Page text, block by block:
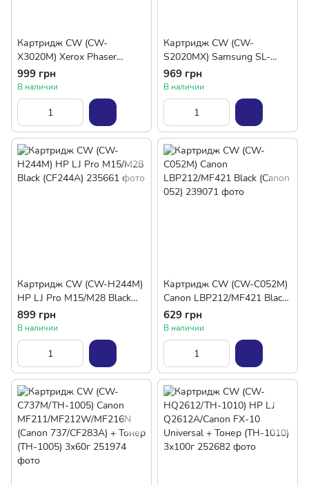
Картридж CW (CW-
X3020M) Xerox Phaser
3020/WC3025 (106R02773)
999 грн
В наличии
Картридж CW (CW-
S2020MX) Samsung SL-
M2020/2020W/2070 (MLT-
D111S) (max)
969 грн
В наличии
Картридж CW (CW-H244M)
HP LJ Pro M15/M28 Black
(CF244A)
899 грн
В наличии
Картридж CW (CW-C052M)
Canon LBP212/MF421 Black
(Canon 052)
629 грн
В наличии